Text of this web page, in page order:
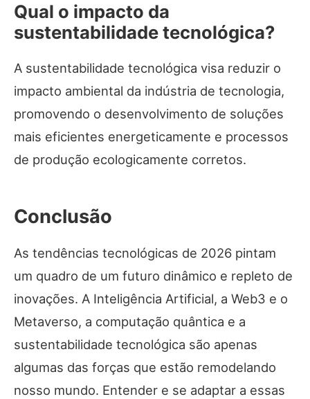
Qual o impacto da
sustentabilidade tecnológica?
A sustentabilidade tecnológica visa reduzir o
impacto ambiental da indústria de tecnologia,
promovendo o desenvolvimento de soluções
mais eficientes energeticamente e processos
de produção ecologicamente corretos.
Conclusão
As tendências tecnológicas de 2026 pintam
um quadro de um futuro dinâmico e repleto de
inovações. A Inteligência Artificial, a Web3 e o
Metaverso, a computação quântica e a
sustentabilidade tecnológica são apenas
algumas das forças que estão remodelando
nosso mundo. Entender e se adaptar a essas